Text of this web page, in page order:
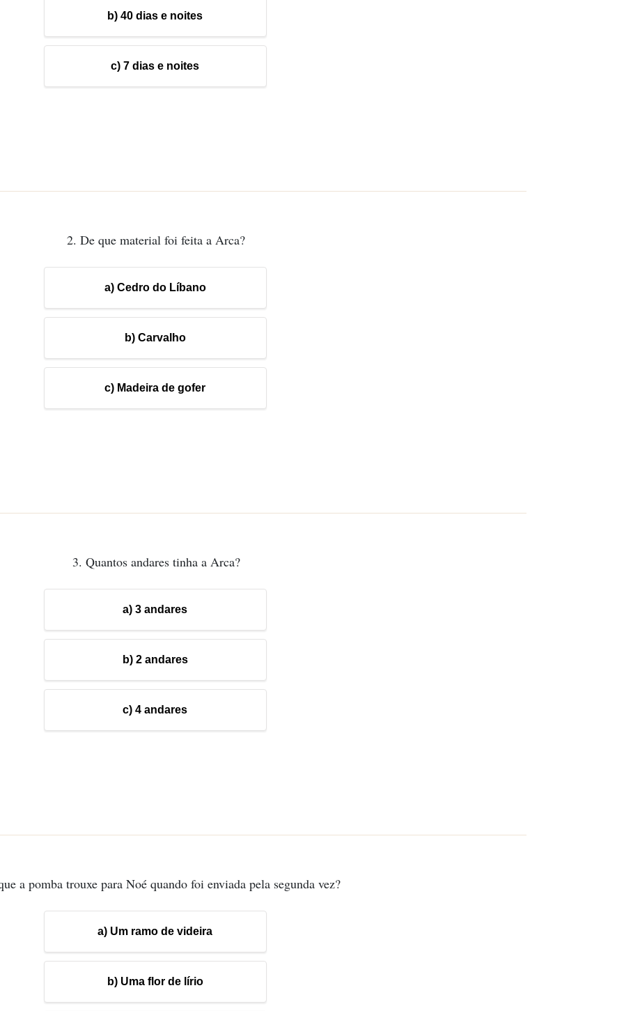
b) 40 dias e noites
c) 7 dias e noites
2. De que material foi feita a Arca?
a) Cedro do Líbano
b) Carvalho
c) Madeira de gofer
3. Quantos andares tinha a Arca?
a) 3 andares
b) 2 andares
c) 4 andares
a pomba trouxe para Noé quando foi enviada pela segunda vez?
a) Um ramo de videira
b) Uma flor de lírio